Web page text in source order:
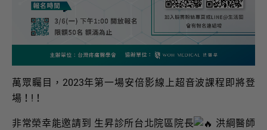
萬眾矚目，2023年第一場安倍影線上超音波課程即將登
場！!！
非常榮幸能邀請到 生昇診所台北院區院長
洪綱醫師